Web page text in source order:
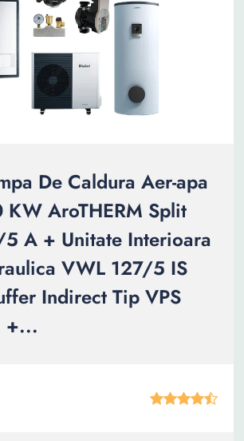
De Caldura Aer-apa
KW AroTHERM Split
A + Unitate Interioara
VWL 127/5 IS
Indirect Tip VPS
+...